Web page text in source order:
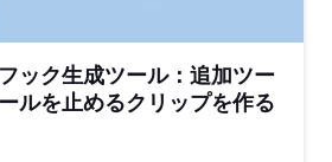
ック生成ツール：追加ツー
ルを止めるクリップを作る